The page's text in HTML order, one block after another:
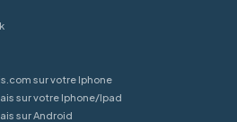
sur votre Iphone
sur votre Iphone/Ipad
sur Android